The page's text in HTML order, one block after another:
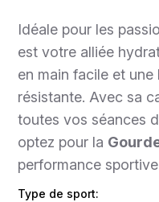
Idéale pour les
est votre alliée
en main facile et
résistante. Avec sa
toutes vos séances
optez pour la
performance
Type de sport: